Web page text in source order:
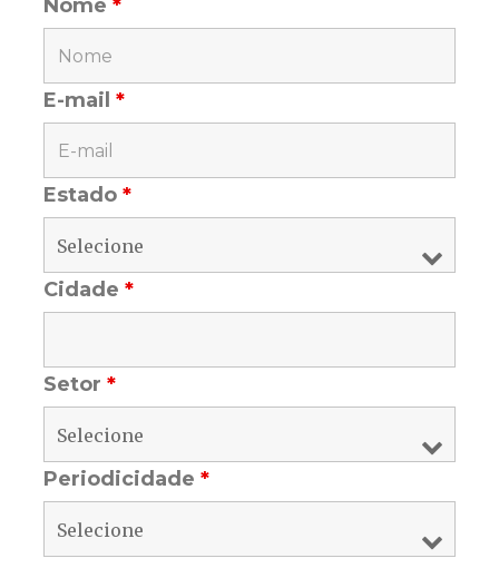
Nome*
E-mail*
Estado*
Cidade*
Setor*
Periodicidade*